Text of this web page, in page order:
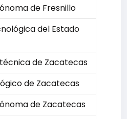
de Fresnillo
del Estado
de Zacatecas
de Zacatecas
de Zacatecas